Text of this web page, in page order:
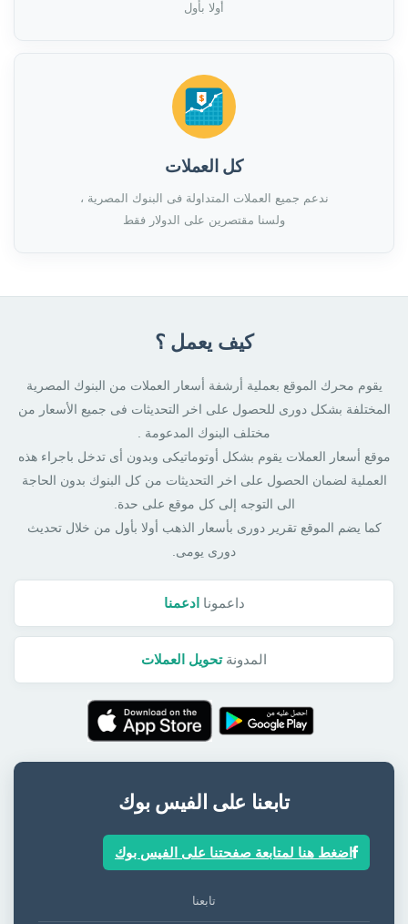
أولا بأول
كل العملات
ندعم جميع العملات المتداولة فى البنوك المصرية ،
ولسنا مقتصرين على الدولار فقط
كيف يعمل ؟
يقوم محرك الموقع بعملية أرشفة أسعار العملات من البنوك المصرية
المختلفة بشكل دورى للحصول على اخر التحديثات فى جميع الأسعار من
مختلف البنوك المدعومة .
موقع أسعار العملات يقوم بشكل أوتوماتيكى وبدون أى تدخل باجراء هذه
العملية لضمان الحصول على اخر التحديثات من كل البنوك بدون الحاجة
الى التوجه إلى كل موقع على حدة.
كما يضم الموقع تقرير دورى بأسعار الذهب أولا بأول من خلال تحديث
دورى يومى.
داعمونا ادعمنا
المدونةتحويل العملات
تابعنا على الفيس بوك
اضغط هنا لمتابعة صفحتنا على الفيس بوك
تابعنا